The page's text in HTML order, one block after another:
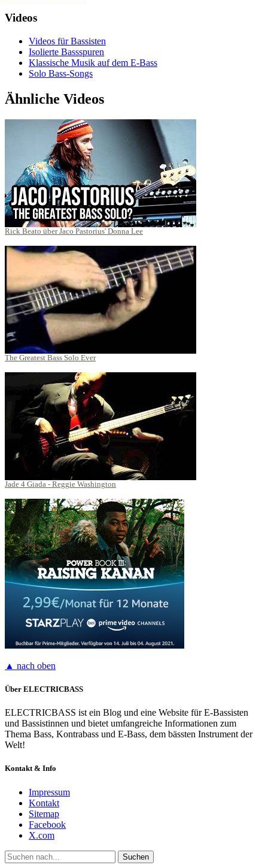
Videos
Videos für Bassisten
Isolierte Bassspuren
Klassische Musik auf dem E-Bass
Solo Bass-Songs
Ähnliche Videos
Rick Beato über Jaco Pastorius' Donna Lee
The Greatest Bass Solo Ever
Jade 4 Giada - Reggie Washington
▲ nach oben
Über ELECTRICBASS
ELECTRICBASS ist ein Blog und eine Website für E-Bassisten
und Bassistinnen und bietet umfangreiche Informationen zum
Thema Bass, Kontrabass und E-Bass, dem bässten Instrument der
Welt!
Kontakt & Info
Impressum
Kontakt
Sitemap
Facebook
X.com